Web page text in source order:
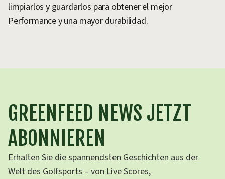
limpiarlos y guardarlos para obtener el mejor
Performance y una mayor durabilidad.
GREENFEED NEWS JETZT
ABONNIEREN
Erhalten Sie die spannendsten Geschichten aus der
Welt des Golfsports – von Live Scores,